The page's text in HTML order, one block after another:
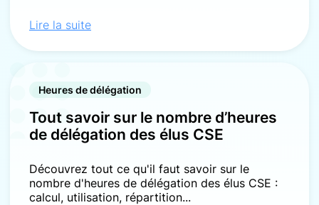
Lire la suite
Heures de délégation
Tout savoir sur le nombre d’heures
de délégation des élus CSE
Découvrez tout ce qu'il faut savoir sur le
nombre d'heures de délégation des élus CSE :
calcul, utilisation, répartition...